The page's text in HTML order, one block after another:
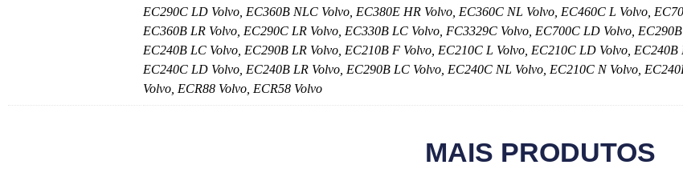
EC290C LD Volvo, EC360B NLC Volvo, EC380E HR Volvo, EC360C NL Volvo, EC460C L Volvo,
EC360B LR Volvo, EC290C LR Volvo, EC330B LC Volvo, FC3329C Volvo, EC700C LD Volvo,
EC240B LC Volvo, EC290B LR Volvo, EC210B F Volvo, EC210C L Volvo, EC210C LD Volvo,
EC240C LD Volvo, EC240B LR Volvo, EC290B LC Volvo, EC240C NL Volvo, EC210C N Volvo,
Volvo, ECR88 Volvo, ECR58 Volvo
MAIS PRODUTOS